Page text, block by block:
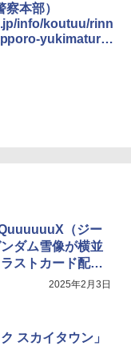
スプレー 熊スプレー
クマ対策スプレー 30
（連続噴射15
ック搭載 携帯収納袋
対策 自治体・教育機
ャンプ・アウトドア・
緊急時用 日本国内発
(ブルー)
本部）
info/koutuu/rinn
yukimaturi-
（ジー
ダム雪像が横並
ストカード配布
2025年2月3日
スカイタウン」